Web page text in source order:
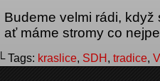
Budeme velmi rádi,
ať máme stromy co
└ Tags: kraslice, SDH, tradice,